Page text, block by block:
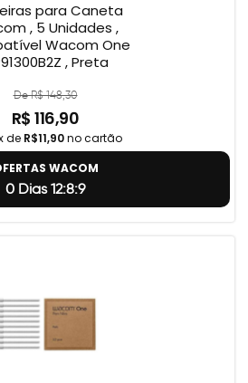
para Caneta
, 5 Unidades ,
Wacom One
, Preta
De R$ 148,30
R$ 116,90
de R$11,90no cartão
WACOM
0 Dias 12:8:8